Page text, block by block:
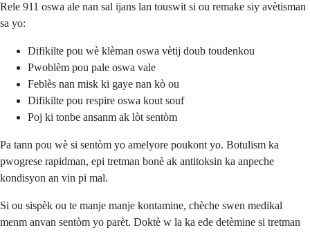
Rele 911 oswa ale nan sal ijans lan touswit si ou remake siy avètisman
sa yo:
Difikilte pou wè klèman oswa vètij doub toudenkou
Pwoblèm pou pale oswa vale
Feblès nan misk ki gaye nan kò ou
Difikilte pou respire oswa kout souf
Poj ki tonbe ansanm ak lòt sentòm
Pa tann pou wè si sentòm yo amelyore poukont yo. Botulism ka
pwogrese rapidman, epi tretman bonè ak antitoksin ka anpeche
kondisyon an vin pi mal.
Si ou sispèk ou te manje manje kontamine, chèche swen medikal
menm anvan sentòm yo parèt. Doktè w la ka ede detèmine si tretman